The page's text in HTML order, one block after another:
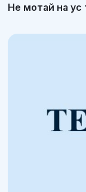
Не мотай на